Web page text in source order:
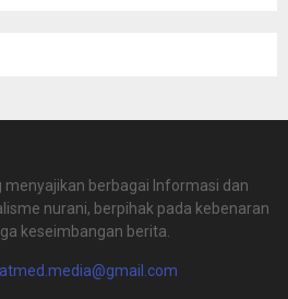
menyajikan berbagai Informasi dan
nurani, berpihak pada kebenaran
keseimbangan berita.